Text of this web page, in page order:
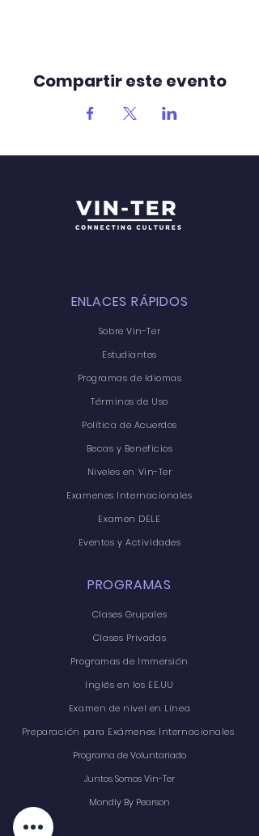
Compartir este evento
ENLACES RÁPIDOS
Sobre Vin-Ter
Estudiantes
Programas de Idiomas
Términos de Uso
Política de Acuerdos
Becas y Beneficios
Niveles en Vin-Ter
Examenes Internacionales
Examen DELE
Eventos y Actividades
PROGRAMAS
Clases Grupales
Clases Privadas
Programas de Immersión
Inglés en los EE.UU
Examen de nivel en Línea
Preparación para Exámenes Internacionales
Programa de Voluntariado
Juntos Somos Vin-Ter
Mondly By Pearson